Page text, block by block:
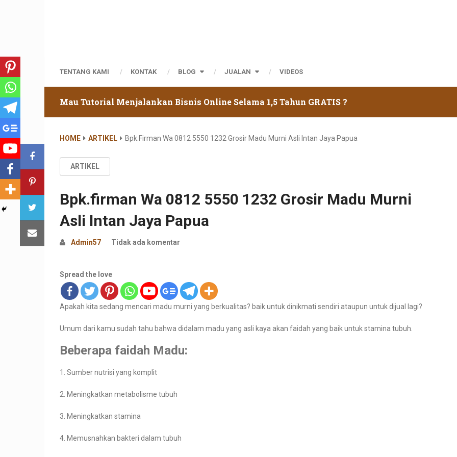
TENTANG KAMI KONTAK BLOG JUALAN VIDEOS
Mau Tutorial Menjalankan Bisnis Online Selama 1,5 Tahun GRATIS ?
HOME ARTIKEL Bpk.firman Wa 0812 5550 1232 Grosir Madu Murni Asli Intan Jaya Papua
ARTIKEL
Bpk.firman Wa 0812 5550 1232 Grosir Madu Murni
Asli Intan Jaya Papua
Admin57 Tidak ada komentar
Spread the love
Apakah kita sedang mencari madu murni yang berkualitas? baik untuk dinikmati sendiri ataupun untuk dijual lagi?
Umum dari kamu sudah tahu bahwa didalam madu yang asli kaya akan faidah yang baik untuk stamina tubuh.
Beberapa faidah Madu:
1. Sumber nutrisi yang komplit
2. Meningkatkan metabolisme tubuh
3. Meningkatkan stamina
4. Memusnahkan bakteri dalam tubuh